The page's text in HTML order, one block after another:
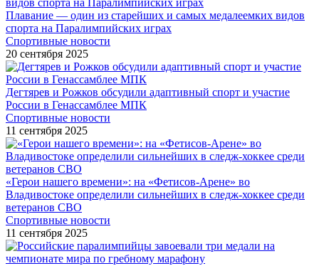
Плавание — один из старейших и самых медалеемких видов
спорта на Паралимпийских играх
Спортивные новости
20 сентября 2025
Дегтярев и Рожков обсудили адаптивный спорт и участие
России в Генассамблее МПК
Спортивные новости
11 сентября 2025
«Герои нашего времени»: на «Фетисов-Арене» во
Владивостоке определили сильнейших в следж-хоккее среди
ветеранов СВО
Спортивные новости
11 сентября 2025